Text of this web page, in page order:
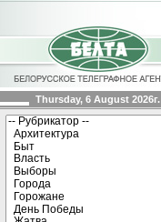
Thursday, 6 August 2026г.